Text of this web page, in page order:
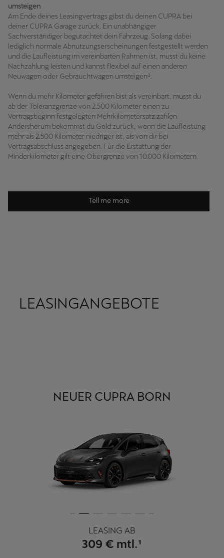
umsteigen
Am Ende deines Leasingvertrags gibst du deinen CUPRA bei
deiner CUPRA Garage zurück. Ein unabhängiger
Sachverständiger begutachtet dein Fahrzeug. Solang dabei
lediglich normale Abnutzungserscheinungen festgestellt werden
und die Laufleistung im vereinbarten Rahmen ist, musst du keine
Nachzahlung leisten und kannst flexibel auf einen anderen
Neuwagen oder Gebrauchtwagen umsteigen².
Wenn du mehr Kilometer gefahren bist als vereinbart, musst du
ab der Toleranzgrenze von 2.500 Kilometer einen zu
Vertragsbeginn festgelegten Mehrkilometersatz zahlen.
Andersherum bekommst du Geld zurück, wenn die Laufleistung
mehr als 2.500 Kilometer niedriger ist, als von dir bei
Vertragsabschluss angegeben. Für die Erstattung der
Minderkilometer gilt eine Obergrenze von 10.000 Kilometern.
Tell me more
LEASINGANGEBOTE
NEUER CUPRA BORN
LEASING AB
309 € mtl.¹